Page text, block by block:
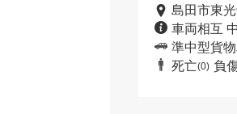
島田市東
車両相互
準中型貨
死亡(0) 負